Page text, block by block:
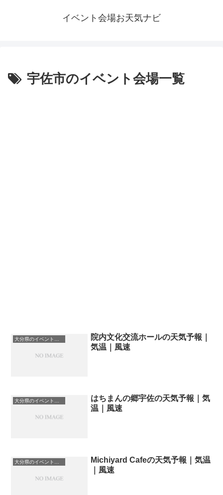
イベント会場お天気ナビ
宇佐市のイベント会場一覧
院内文化交流ホールの天気予報｜
気温｜風速
はちまんの郷宇佐の天気予報｜気
温｜風速
大分県のイベント会場一覧
Michiyard Cafeの天気予報｜気温
｜風速